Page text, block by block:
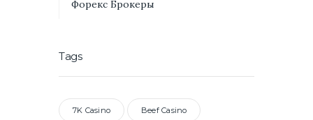
Форекс Брокеры
Tags
7K Casino Beef Casino